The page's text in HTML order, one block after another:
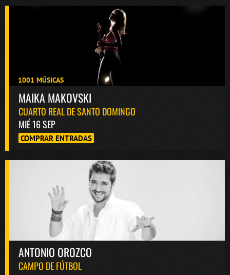
1001 MÚSICAS
MAIKA MAKOVSKI
CUARTO REAL DE SANTO DOMINGO
MIÉ 16 SEP
COMPRAR ENTRADAS
ANTONIO OROZCO
CAMPO DE FÚTBOL